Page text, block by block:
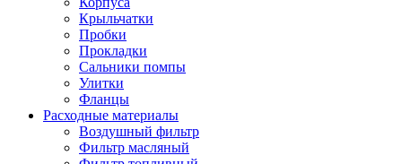
Крыльчатки
Пробки
Прокладки
Сальники помпы
Улитки
Фланцы
Расходные материалы
Воздушный фильтр
Фильтр масляный